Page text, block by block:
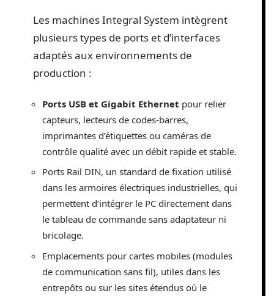
Les machines Integral System intègrent
plusieurs types de ports et d’interfaces
adaptés aux environnements de
production :
Ports USB et Gigabit Ethernet pour relier
capteurs, lecteurs de codes-barres,
imprimantes d’étiquettes ou caméras de
contrôle qualité avec un débit rapide et stable.
Ports Rail DIN, un standard de fixation utilisé
dans les armoires électriques industrielles, qui
permettent d’intégrer le PC directement dans
le tableau de commande sans adaptateur ni
bricolage.
Emplacements pour cartes mobiles (modules
de communication sans fil), utiles dans les
entrepôts ou sur les sites étendus où le